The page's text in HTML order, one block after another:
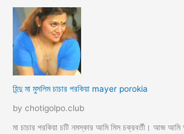
হিন্দু মা মুসলিম চাচার পরকিয়া mayer porokia
by chotigolpo.club
মা চাচার পরকিয়া চটি নমস্কার আমি মিস চক্রবর্তী। আজ আমি